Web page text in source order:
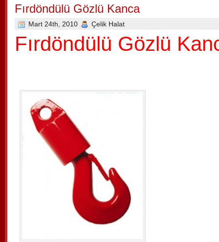
Fırdöndülü Gözlü Kanca
Mart 24th, 2010 Çelik Halat
Fırdöndülü Gözlü